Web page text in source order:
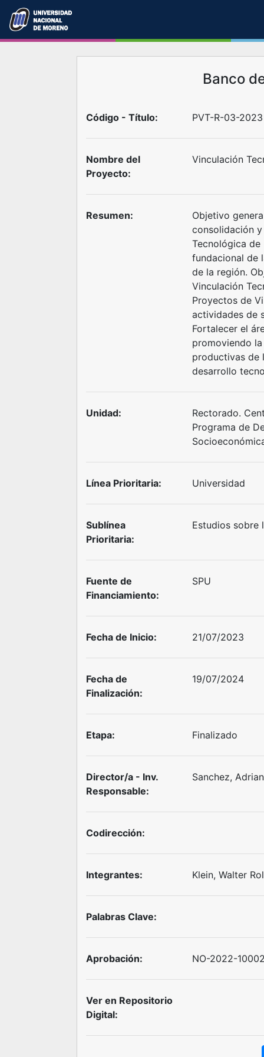
Banco
Código - Título: PVT-R-03-2023
Nombre del
Proyecto:
Vinculación
Resumen:
Objetivo
consolidación
Tecnológica
fundacional de
de la región.
Vinculación
Proyectos de
actividades de
Fortalecer el
promoviendo
productivas de
desarrollo
Unidad:
Rectorado.
Programa de
Línea Prioritaria: Universidad
Sublínea
Prioritaria:
Estudios sobre
Fuente de
Financiamiento:
SPU
Fecha de Inicio: 21/07/2023
Fecha de
Finalización:
19/07/2024
Etapa: Finalizado
Director/a - Inv.
Responsable:
Sanchez,
Codirección:
Integrantes: Klein, Walter
Palabras Clave:
Aprobación: NO-2022-
Ver en Repositorio
Digital: